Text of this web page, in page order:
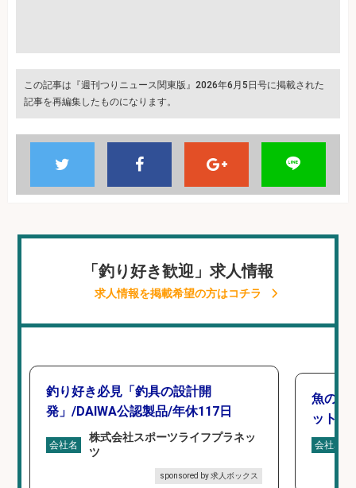
この記事は『週刊つりニュース関東版』2026年6月5日号に掲載された
記事を再編集したものになります。
「釣り好き歓迎」求人情報
求人情報を掲載希望の方はコチラ
釣り好き必見「釣具の設計開
発」/DAIWA公認製品/年休117日
会社名
株式会社スポーツライフプラネッ
ツ
sponsored by 求人ボックス
魚の「
ットを
会社名